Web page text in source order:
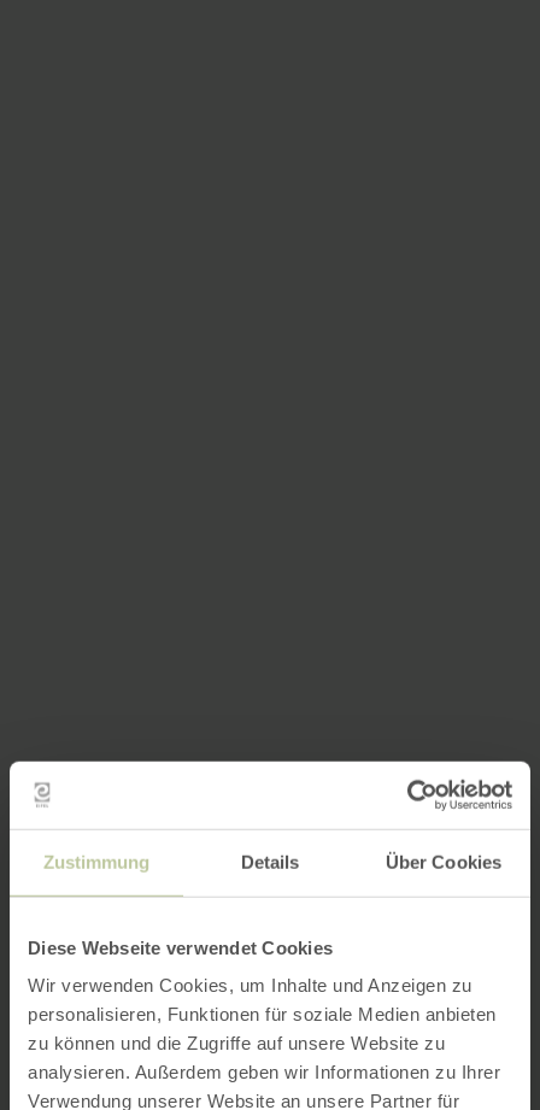
Zustimmung Details Über Cookies
Diese Webseite verwendet Cookies
Wir verwenden Cookies, um Inhalte und Anzeigen zu
personalisieren, Funktionen für soziale Medien anbieten
zu können und die Zugriffe auf unsere Website zu
analysieren. Außerdem geben wir Informationen zu Ihrer
Verwendung unserer Website an unsere Partner für